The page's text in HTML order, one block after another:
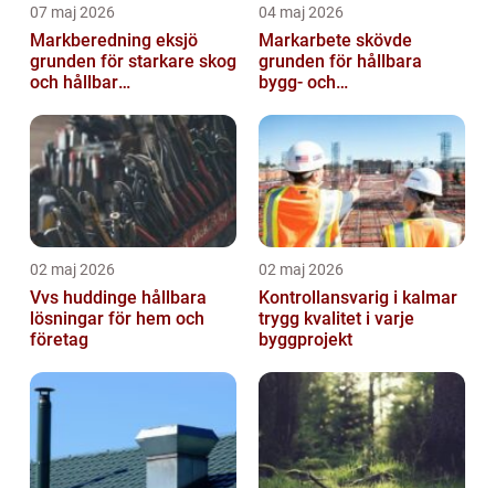
07 maj 2026
Markberedning eksjö
grunden för starkare skog
och hållbar
04 maj 2026
Markarbete skövde
grunden för hållbara
bygg- och
02 maj 2026
Vvs huddinge hållbara
lösningar för hem och
företag
02 maj 2026
Kontrollansvarig i kalmar
trygg kvalitet i varje
byggprojekt